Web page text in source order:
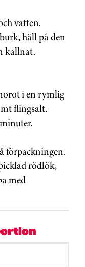
vatten.
häll på den
kallnat.
i en rymlig
flingsalt.
förpackningen.
rödlök,
med